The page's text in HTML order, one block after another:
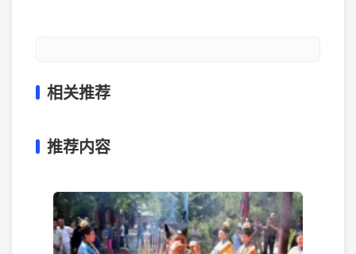
相关推荐
推荐内容